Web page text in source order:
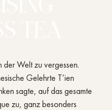
der Welt zu vergessen.
Gelehrte T’ien
sagte, auf das gesamte
zu, ganz besonders